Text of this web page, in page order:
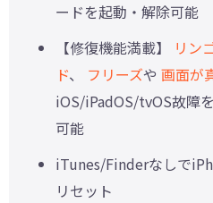
ードを起動・解除可能
【修復機能満載】
リン
ド、 フリーズや 画面が
iOS/iPadOS/tvOS故障
可能
iTunes/Finderなしで
リセット